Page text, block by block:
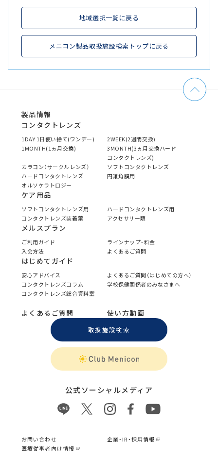
地域選択一覧に戻る
メニコン製品取扱施設検索トップに戻る
製品情報
コンタクトレンズ
1DAY 1日使い捨て(ワンデー)
2WEEK(2週間交換)
1MONTH(1ヵ月交換)
3MONTH(3ヵ月交換ハード
コンタクトレンズ)
カラコン（サークルレンズ）
ソフトコンタクトレンズ
ハードコンタクトレンズ
円錐角膜用
オルソケラトロジー
ケア用品
ソフトコンタクトレンズ用
ハードコンタクトレンズ用
コンタクトレンズ装着薬
アクセサリー類
メルスプラン
ご利用ガイド
ラインナップ・料金
入会方法
よくあるご質問
はじめてガイド
安心アドバイス
よくあるご質問（はじめての方へ）
コンタクトレンズコラム
学校保健関係者のみなさまへ
コンタクトレンズ総合資料室
よくあるご質問 使い方動画
取扱施設検索
公式ソーシャルメディア
お問い合わせ
企業・IR・採用情報
医療従事者向け情報